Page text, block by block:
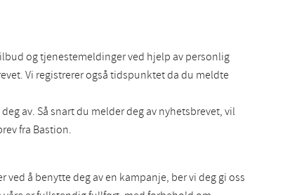
og tjenestemeldinger ved hjelp av personlig
Vi registrerer også tidspunktet da du meldte
av. Så snart du melder deg av nyhetsbrevet, vil
fra Bastion.
å benytte deg av en kampanje, ber vi deg gi oss